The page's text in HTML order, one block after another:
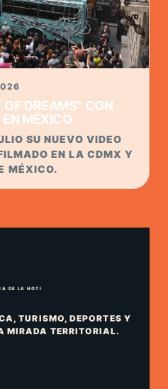
OF DREAMS” CON
MÉXICO
SU NUEVO VIDEO
EN LA CDMX Y
MÉXICO.
TURISMO, DEPORTES Y
MIRADA TERRITORIAL.